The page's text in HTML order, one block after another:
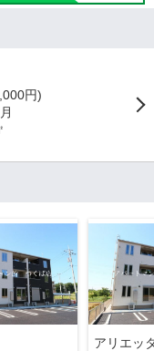
円)
アリエッ